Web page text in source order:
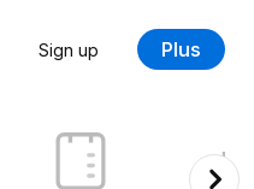
Sign up Plus